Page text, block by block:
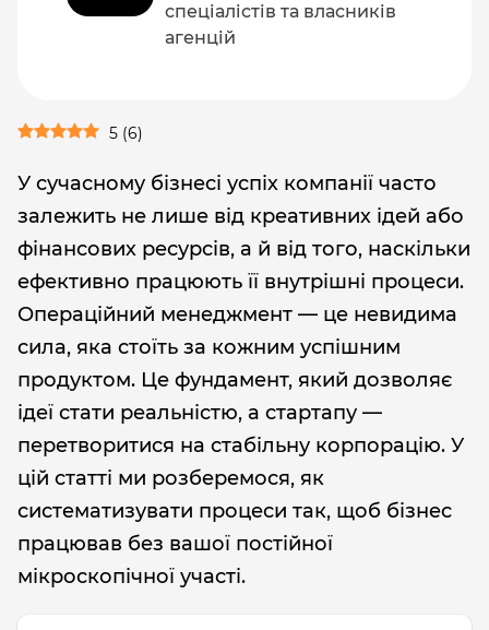
спеціалістів та власників
агенцій
5 (6)
У сучасному бізнесі успіх компанії часто
залежить не лише від креативних ідей або
фінансових ресурсів, а й від того, наскільки
ефективно працюють її внутрішні процеси.
Операційний менеджмент — це невидима
сила, яка стоїть за кожним успішним
продуктом. Це фундамент, який дозволяє
ідеї стати реальністю, а стартапу —
перетворитися на стабільну корпорацію. У
цій статті ми розберемося, як
систематизувати процеси так, щоб бізнес
працював без вашої постійної
мікроскопічної участі.